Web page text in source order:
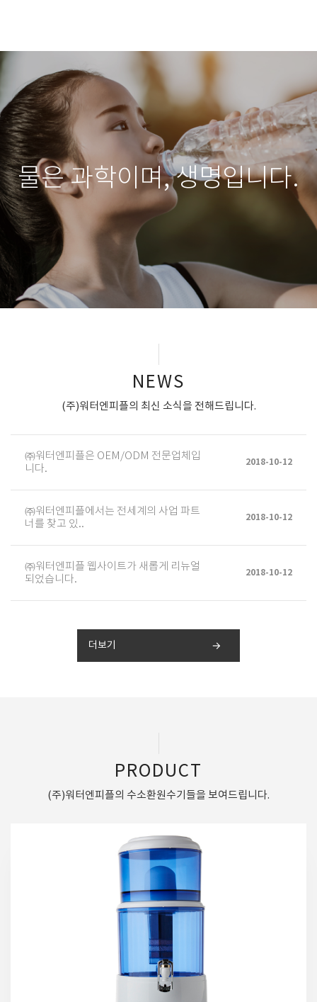
물은 과학이며, 생명입니다.
NEWS
(주)워터엔피플의 최신 소식을 전해드립니다.
㈜워터엔피플은 OEM/ODM 전문업체입
니다.
2018-10-12
㈜워터엔피플에서는 전세계의 사업 파트
너를 찾고 있..
2018-10-12
㈜워터엔피플 웹사이트가 새롭게 리뉴얼
되었습니다.
2018-10-12
더보기
PRODUCT
(주)워터엔피플의 수소환원수기들을 보여드립니다.